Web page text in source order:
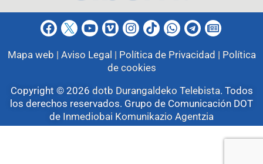
Mapa web | Aviso Legal | Política de Privacidad | Política
de cookies
Copyright © 2026 dotb Durangaldeko Telebista. Todos
los derechos reservados. Grupo de Comunicación DOT
de Inmediobai Komunikazio Agentzia